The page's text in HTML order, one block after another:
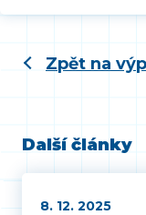
Zpět na
Další články
8. 12. 2025